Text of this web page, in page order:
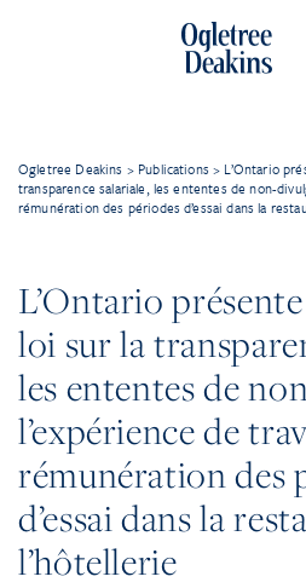
Ogletree Deakins > Publications > L’Ontario
transparence salariale, les ententes de non-
rémunération des périodes d’essai dans la
L’Ontario
loi sur la
les ententes de
l’expérience de
rémunération des
d’essai dans la
l’hôtellerie